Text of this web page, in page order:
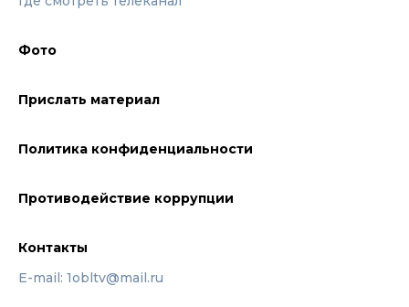
Фото
Прислать материал
Политика конфиденциальности
Противодействие коррупции
Контакты
E-mail: 1obltv@mail.ru